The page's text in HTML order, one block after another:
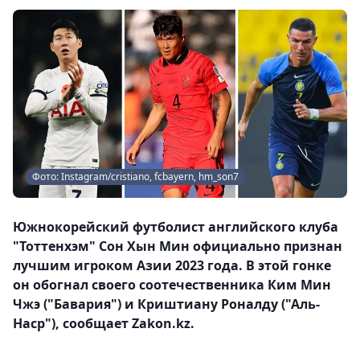
Фото: Instagram/cristiano, fcbayern, hm_son7
Южнокорейский футболист английского клуба
"Тоттенхэм" Сон Хын Мин официально признан
лучшим игроком Азии 2023 года. В этой гонке
он обогнал своего соотечественника Ким Мин
Чжэ ("Бавария") и Криштиану Роналду ("Аль-
Наср"), сообщает Zakon.kz.